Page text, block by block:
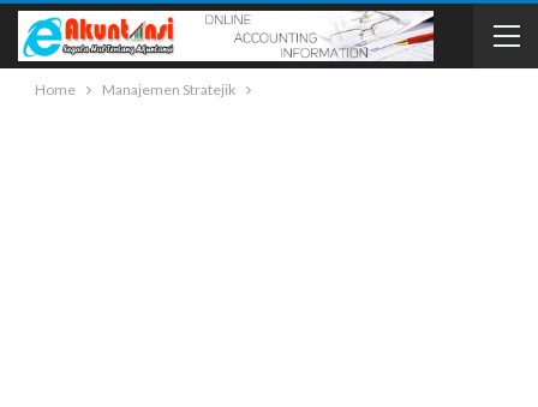
Home Manajemen Stratejik